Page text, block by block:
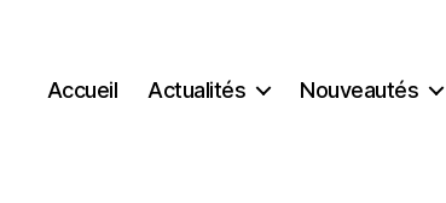
Accueil Actualités Nouveautés